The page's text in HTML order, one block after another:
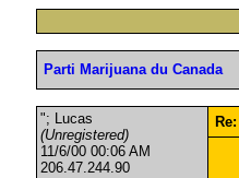
Parti Marijuana du Canada
"; Lucas
(Unregistered)
11/6/00 00:06 AM
206.47.244.90